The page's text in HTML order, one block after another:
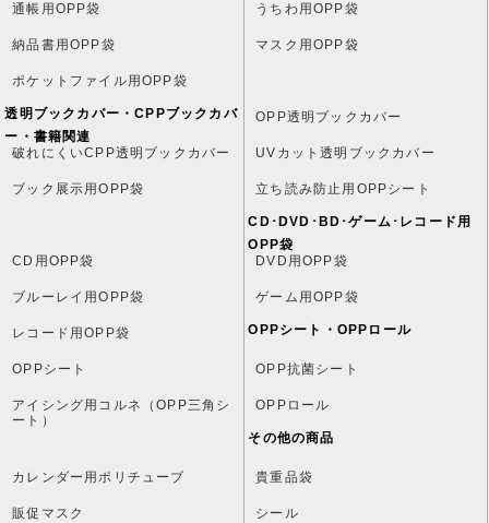
通帳用OPP袋 うちわ用OPP袋
納品書用OPP袋 マスク用OPP袋
ポケットファイル用OPP袋
透明ブックカバー・CPPブックカバ
ー・書籍関連
OPP透明ブックカバー
破れにくいCPP透明ブックカバー UVカット透明ブックカバー
ブック展示用OPP袋 立ち読み防止用OPPシート
CD･DVD･BD･ゲーム･レコード用
OPP袋
CD用OPP袋
DVD用OPP袋
ブルーレイ用OPP袋 ゲーム用OPP袋
レコード用OPP袋 OPPシート・OPPロール
OPPシート OPP抗菌シート
アイシング用コルネ（OPP三角シ
ート）
OPPロール
その他の商品
カレンダー用ポリチューブ 貴重品袋
販促マスク シール